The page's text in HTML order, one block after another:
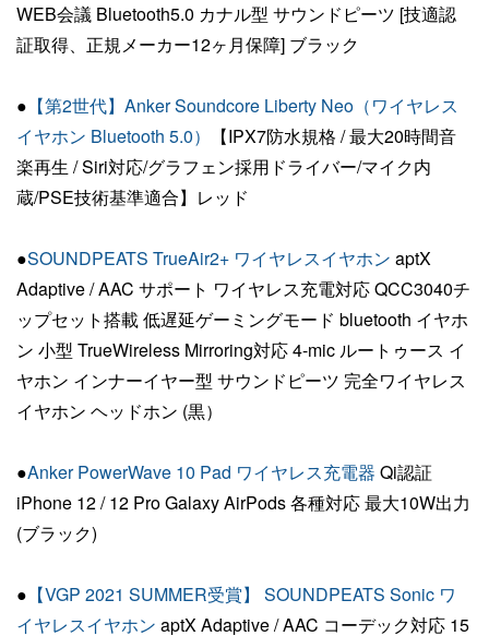
WEB会議 Bluetooth5.0 カナル型 サウンドピーツ [技適認
証取得、正規メーカー12ヶ月保障] ブラック
● 【第2世代】Anker Soundcore Liberty Neo（ワイヤレス
イヤホン Bluetooth 5.0）
【IPX7防水規格 / 最大20時間音
楽再生 / Siri対応/グラフェン採用ドライバー/マイク内
蔵/PSE技術基準適合】レッド
●SOUNDPEATS TrueAir2+ ワイヤレスイヤホン aptX
Adaptive / AAC サポート ワイヤレス充電対応 QCC3040チ
ップセット搭載 低遅延ゲーミングモード bluetooth イヤホ
ン 小型 TrueWireless Mirroring対応 4-mic ルートゥース イ
ヤホン インナーイヤー型 サウンドピーツ 完全ワイヤレス
イヤホン ヘッドホン (黒）
●Anker PowerWave 10 Pad ワイヤレス充電器 Qi認証
iPhone 12 / 12 Pro Galaxy AirPods 各種対応 最大10W出力
(ブラック)
● 【VGP 2021 SUMMER受賞】 SOUNDPEATS Sonic ワ
イヤレスイヤホン aptX Adaptive / AAC コーデック対応 15